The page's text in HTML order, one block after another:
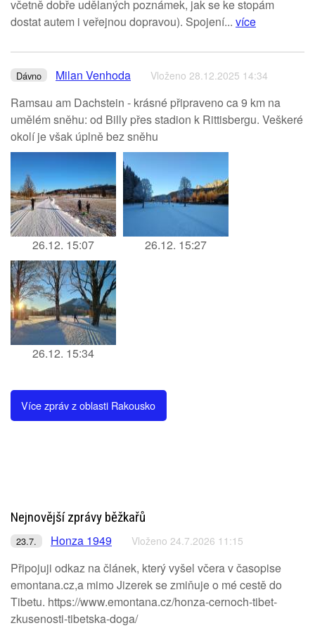
včetně dobře udělaných poznámek, jak se ke stopám
dostat autem i veřejnou dopravou). Spojení... více
Dávno Milan Venhoda Vloženo 28.12.2025 14:34
Ramsau am Dachstein - krásné připraveno ca 9 km na
umělém sněhu: od Billy přes stadion k Rittisbergu. Veškeré
okolí je však úplně bez sněhu
26.12. 15:07 26.12. 15:27
26.12. 15:34
Více zpráv z oblasti Rakousko
Nejnovější zprávy běžkařů
23.7. Honza 1949 Vloženo 24.7.2026 11:15
Připojuji odkaz na článek, který vyšel včera v časopise
emontana.cz,a mimo Jizerek se zmiňuje o mé cestě do
Tibetu. https://www.emontana.cz/honza-cernoch-tibet-
zkusenosti-tibetska-doga/